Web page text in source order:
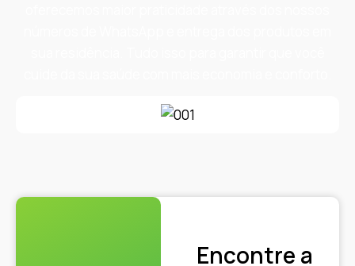
Encontre a